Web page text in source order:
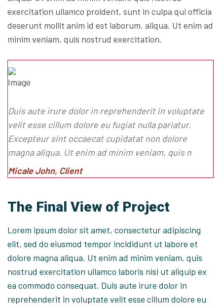
exercitation ullamco proident, sunt in culpa qui officia
deserunt mollit anim id est laborum. aliqua. Ut enim ad
minim veniam, quis nostrud exercitation.
Duis aute irure dolor in reprehenderit in voluptate
velit esse cillum dolore eu fugiat nulla pariatur.
Excepteur sint occaecat cupidatat non dolore
magna aliqua. Ut enim ad minim veniam, quis n
Micale John, Client
The Final View of Project
Lorem ipsum dolor sit amet, consectetur adipiscing
elit, sed do eiusmod tempor incididunt ut labore et
dolore magna aliqua. Ut enim ad minim veniam, quis
nostrud exercitation ullamco laboris nisi ut aliquip ex
ea commodo consequat. Duis aute irure dolor in
reprehenderit in voluptate velit esse cillum dolore eu